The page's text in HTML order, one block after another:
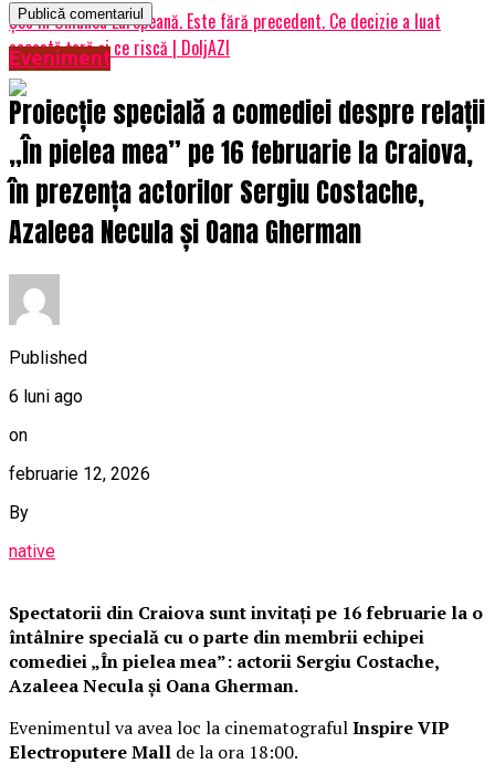
Șoc în Uniunea Europeană. Este fără precedent. Ce decizie a luat
această țară și ce riscă | DoljAZI
Eveniment
Proiecție specială a comediei despre relații
„În pielea mea” pe 16 februarie la Craiova,
în prezența actorilor Sergiu Costache,
Azaleea Necula și Oana Gherman
Published
6 luni ago
on
februarie 12, 2026
By
native
Spectatorii din Craiova sunt invitați pe 16 februarie la o
întâlnire specială cu o parte din membrii echipei
comediei „În pielea mea”: actorii Sergiu Costache,
Azaleea Necula și Oana Gherman.
Evenimentul va avea loc la cinematografulInspire VIP
Electroputere Mall de la ora 18:00.